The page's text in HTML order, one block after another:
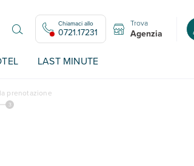
Chiamaci allo
0721.17231
Trova
Agenzia
LAST MINUTE
prenotazione